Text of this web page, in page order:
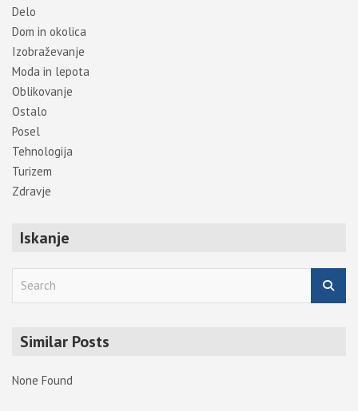
Delo
Dom in okolica
Izobraževanje
Moda in lepota
Oblikovanje
Ostalo
Posel
Tehnologija
Turizem
Zdravje
Iskanje
Similar Posts
None Found